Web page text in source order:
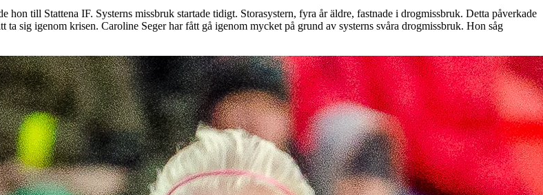
till Stattena IF. Systerns missbruk startade tidigt. Storasystern, fyra år äldre, fastnade i drogmissbruk. Detta påverkade
sig igenom krisen. Caroline Seger har fått gå igenom mycket på grund av systerns svåra drogmissbruk. Hon såg